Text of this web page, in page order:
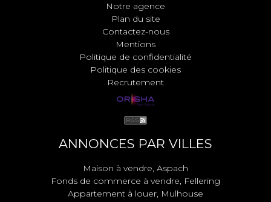
Notre agence
Plan du site
Contactez-nous
Mentions
Politique de confidentialité
Politique des cookies
Recrutement
ANNONCES PAR VILLES
Maison à vendre, Aspach
Fonds de commerce à vendre, Fellering
Appartement à louer, Mulhouse